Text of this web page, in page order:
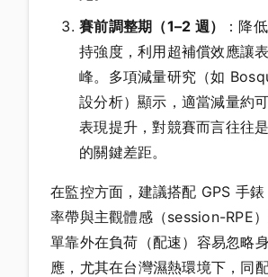
賽前調整期（1–2 週）
：降
持強度，利用超補償效應讓
峰。多項減量研究（如
設分析）顯示，適當減量約
表現提升，對競賽而言往往
的關鍵差距。
在監控方面，建議搭配 GPS 手
率帶與主觀體感（session-RPE）
單靠外在負荷（配速）容易忽略
應，尤其在台灣濕熱環境下，同